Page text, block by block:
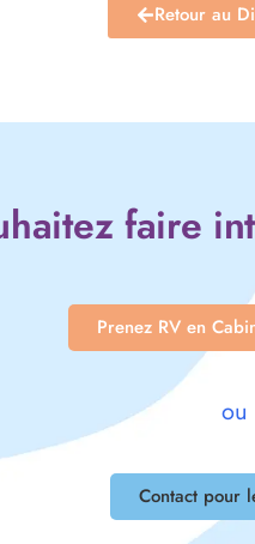
Retour au
faire
Prenez RV en
ou
Contact pour